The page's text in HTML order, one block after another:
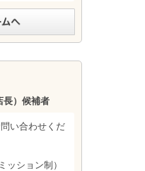
長）候補者
い合わせくだ
ション制）